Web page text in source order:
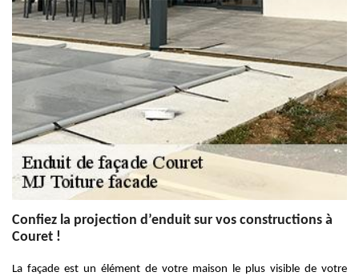
Confiez la projection d’enduit sur vos constructions à
Couret !
La façade est un élément de votre maison le plus visible de votre